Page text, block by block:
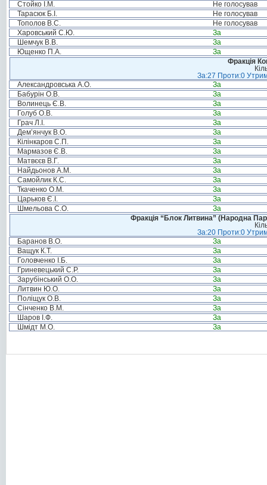
Стойко І.М.
Не голосував
Тарасюк Б.І.
Не голосував
Тополов В.С.
Не голосував
Харовський С.Ю.
За
Шемчук В.В.
За
Ющенко П.А.
За
Фракція
За:27 Проти:0
Александровська А.О.
За
Бабурін О.В.
За
Волинець Є.В.
За
Голуб О.В.
За
Грач Л.І.
За
Дем’янчук В.О.
За
Кілінкаров С.П.
За
Мармазов Є.В.
За
Матвєєв В.Г.
За
Найдьонов А.М.
За
Самойлик К.С.
За
Ткаченко О.М.
За
Царьков Є.І.
За
Шмельова С.О.
За
Фракція “Блок Литвина” (Народна
За:20 Проти:0
Баранов В.О.
За
Ващук К.Т.
За
Головченко І.Б.
За
Гриневецький С.Р.
За
Зарубінський О.О.
За
Литвин Ю.О.
За
Поліщук О.В.
За
Сінченко В.М.
За
Шаров І.Ф.
За
Шмідт М.О.
За